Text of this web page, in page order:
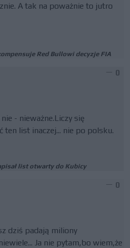
A tak na poważnie to jutro
Red Bullowi decyzje FIA
0
- nieważne.Liczy się
ten list inaczej... nie po polsku.
list otwarty do Kubicy
0
dziś padają miliony
Ja nie pytam,bo wiem,że